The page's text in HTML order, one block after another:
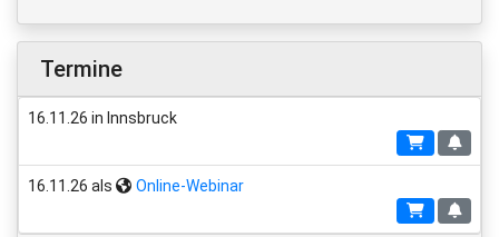
Termine
16.11.26 in Innsbruck
16.11.26 als Online-Webinar